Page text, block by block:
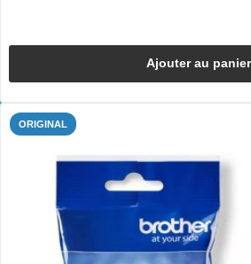
Ajouter au panier
ORIGINAL